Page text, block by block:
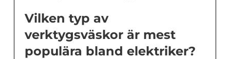
Vilken typ av
verktygsväskor är mest
populära bland elektriker?